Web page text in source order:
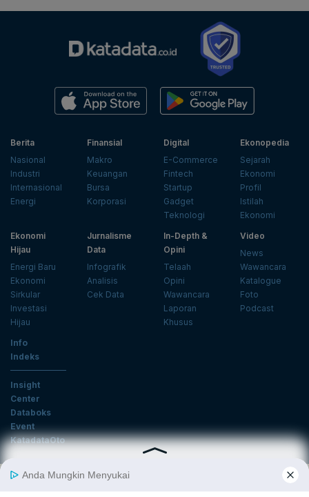
Berita
Nasional
Industri
Internasional
Energi
Finansial
Makro
Keuangan
Bursa
Korporasi
Digital
E-Commerce
Fintech
Startup
Gadget
Teknologi
Ekonopedia
Sejarah
Ekonomi
Profil
Istilah
Ekonomi
Ekonomi
Hijau
Energi Baru
Ekonomi
Sirkular
Investasi
Hijau
Jurnalisme
Data
Infografik
Analisis
Cek Data
In-Depth &
Opini
Telaah
Opini
Wawancara
Laporan
Khusus
Video
News
Wawancara
Katalogue
Foto
Podcast
Info
Indeks
Insight
Center
Databoks
Event
KatadataOto
Langganan Newsletter